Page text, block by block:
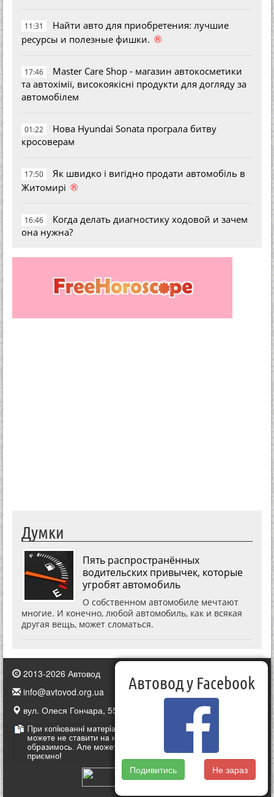
11:31
Найти авто для приобретения: лучшие
ресурсы и полезные фишки. ®
17:46
Master Care Shop - магазин автокосметики
та автохімії, високоякісні продукти для догляду за
автомобілем
01:22
Нова Hyundai Sonata програла битву
кросоверам
17:50
Як швидко і вигідно продати автомобіль в
Житомирі ®
16:46
Когда делать диагностику ходовой и зачем
она нужна?
Думки
Пять распространённых
водительских привычек, которые
угробят автомобиль
О собственном автомобиле мечтают
многие. И конечно, любой автомобиль, как и всякая
другая вещь, может сломаться.
2013-2026 Автовод
info@avtovod.org.ua
вул. Олеся Гончара, 55, Київ, Україна
Автовод у Facebook
Подивитись Не зараз